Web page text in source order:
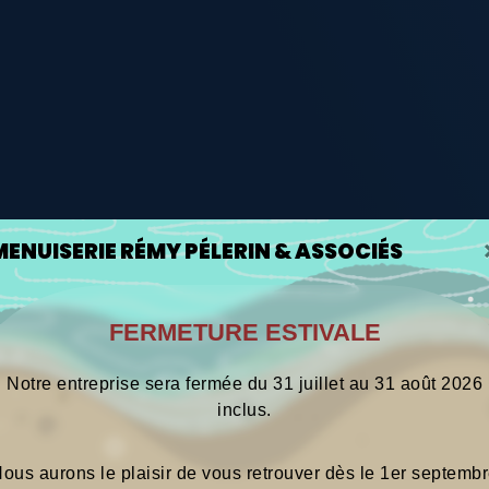
RÉMY PÉLERIN & ASSOCIÉS
FERMETURE ESTIVALE
Notre entreprise sera fermée du 31 juillet au 31 août 2026
inclus.
aurons le plaisir de vous retrouver dès le 1er